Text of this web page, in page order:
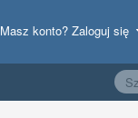
Masz konto? Zaloguj się